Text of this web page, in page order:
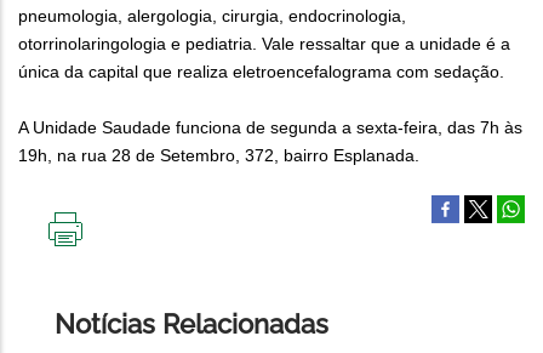
pneumologia, alergologia, cirurgia, endocrinologia,
otorrinolaringologia e pediatria. Vale ressaltar que a unidade é a
única da capital que realiza eletroencefalograma com sedação.
A Unidade Saudade funciona de segunda a sexta-feira, das 7h às
19h, na rua 28 de Setembro, 372, bairro Esplanada.
Notícias Relacionadas